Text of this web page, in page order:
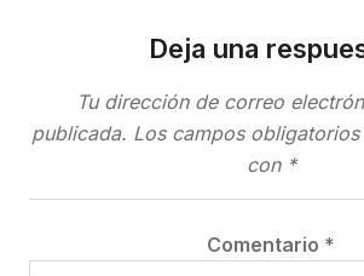
Deja una
Tu dirección de correo
publicada. Los campos
con *
Comentario *